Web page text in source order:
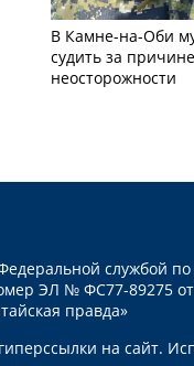
В Камне-на-Оби
судить за
неосторожности
службой
ЭЛ № ФС77-89275
правда»
на сайт.